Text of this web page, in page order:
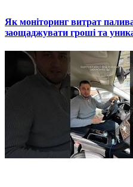
Як моніторинг витрат
заощаджувати гроші та